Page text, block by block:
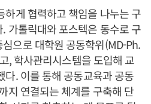
하게 협력하고 책임을 나누는 구
가톨릭대와 포스텍은 동수로 구
으로 대학원 공동학위(MD-Ph.
, 학사관리시스템을 도입해 교
다. 이를 통해 공동교육과 공동
지 연결되는 체계를 구축해 단